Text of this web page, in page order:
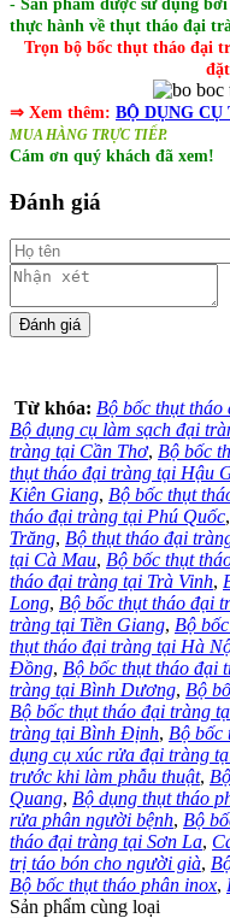
- Sản phẩm được sử dụng
thực hành về thụt tháo đại
Trọn bộ bốc thụt tháo đại
⇒ Xem thêm: BỘ DỤNG
MUA HÀNG TRỰC TIẾP.
Cám ơn quý khách đã xem!
Đánh giá
Từ khóa: Bộ bốc thụt tháo
Bộ dụng cụ làm sạch đại
tràng tại Cần Thơ, Bộ bốc
thụt tháo đại tràng tại Hậu
Kiên Giang, Bộ bốc thụt
tháo đại tràng tại Phú Quốc,
Trăng, Bộ thụt tháo đại
tại Cà Mau, Bộ bốc thụt
tháo đại tràng tại Trà Vinh,
Long, Bộ bốc thụt tháo đại
tràng tại Tiền Giang, Bộ
thụt tháo đại tràng tại Hà
Đồng, Bộ bốc thụt tháo đại
tràng tại Bình Dương, Bộ
Bộ bốc thụt tháo đại tràng
tràng tại Bình Định, Bộ bốc
dụng cụ xúc rửa đại tràng
trước khi làm phẫu thuật,
Quang, Bộ dụng thụt tháo
rửa phân người bệnh, Bộ
tháo đại tràng tại Sơn La,
trị táo bón cho người già,
Bộ bốc thụt tháo phân inox,
Sản phẩm cùng loại